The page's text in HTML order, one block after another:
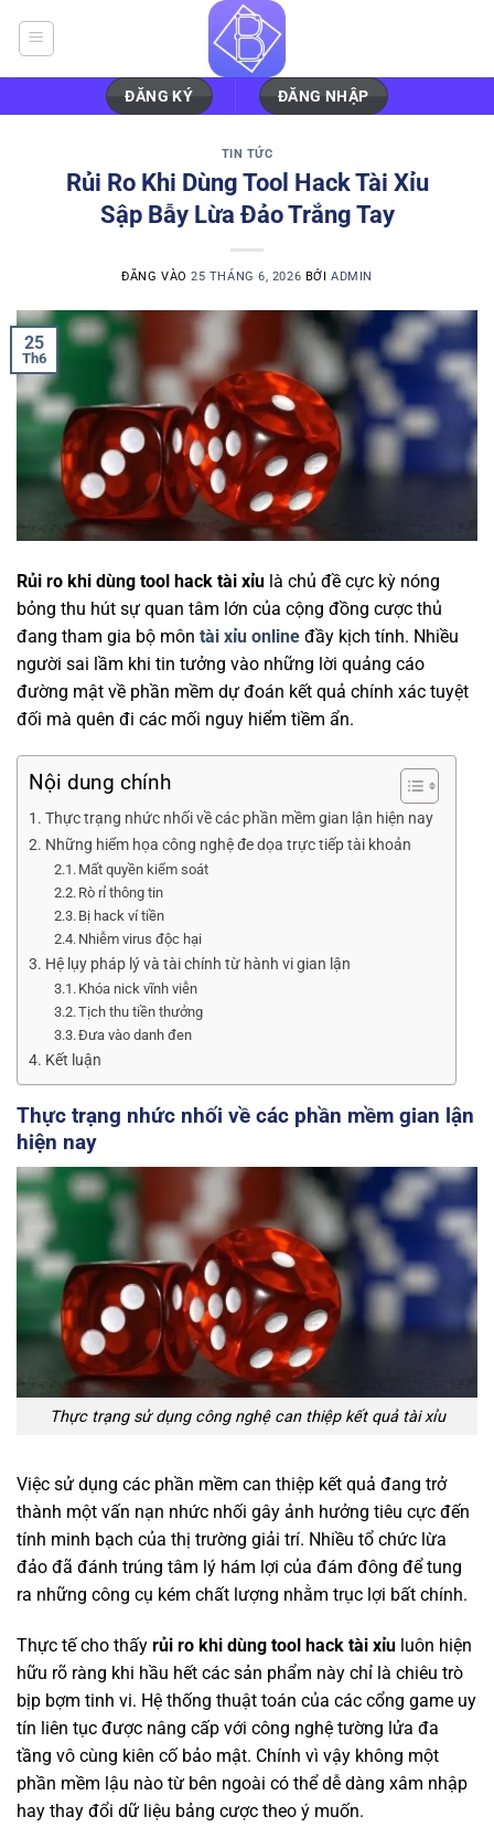
ĐĂNG KÝ ĐĂNG NHẬP
TIN TỨC
Rủi Ro Khi Dùng Tool Hack Tài Xỉu
Sập Bẫy Lừa Đảo Trắng Tay
ĐĂNG VÀO25 THÁNG 6, 2026 BỞI ADMIN
25
Th6
Rủi ro khi dùng tool hack tài xỉu là chủ đề cực kỳ nóng
bỏng thu hút sự quan tâm lớn của cộng đồng cược thủ
đang tham gia bộ môn tài xỉu online đầy kịch tính. Nhiều
người sai lầm khi tin tưởng vào những lời quảng cáo
đường mật về phần mềm dự đoán kết quả chính xác tuyệt
đối mà quên đi các mối nguy hiểm tiềm ẩn.
Nội dung chính
Thực trạng nhức nhối về các phần mềm gian lận hiện nay
Những hiểm họa công nghệ đe dọa trực tiếp tài khoản
Mất quyền kiểm soát
Rò rỉ thông tin
Bị hack ví tiền
Nhiễm virus độc hại
Hệ lụy pháp lý và tài chính từ hành vi gian lận
Khóa nick vĩnh viễn
Tịch thu tiền thưởng
Đưa vào danh đen
Kết luận
Thực trạng nhức nhối về các phần mềm gian lận
hiện nay
Thực trạng sử dụng công nghệ can thiệp kết quả tài xỉu
Việc sử dụng các phần mềm can thiệp kết quả đang trở
thành một vấn nạn nhức nhối gây ảnh hưởng tiêu cực đến
tính minh bạch của thị trường giải trí. Nhiều tổ chức lừa
đảo đã đánh trúng tâm lý hám lợi của đám đông để tung
ra những công cụ kém chất lượng nhằm trục lợi bất chính.
Thực tế cho thấy rủi ro khi dùng tool hack tài xỉu luôn hiện
hữu rõ ràng khi hầu hết các sản phẩm này chỉ là chiêu trò
bịp bợm tinh vi. Hệ thống thuật toán của các cổng game uy
tín liên tục được nâng cấp với công nghệ tường lửa đa
tầng vô cùng kiên cố bảo mật. Chính vì vậy không một
phần mềm lậu nào từ bên ngoài có thể dễ dàng xâm nhập
hay thay đổi dữ liệu bảng cược theo ý muốn.